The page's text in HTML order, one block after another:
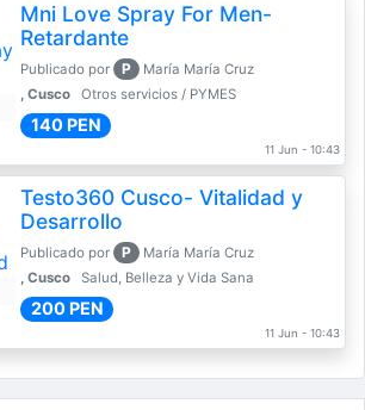
Mni Love Spray For Men-
Retardante
Publicado por P
María María Cruz
, Cusco
Otros servicios / PYMES
140 PEN
11 Jun - 10:43
Testo360 Cusco- Vitalidad y
Desarrollo
Publicado por P
María María Cruz
, Cusco
Salud, Belleza y Vida Sana
200 PEN
11 Jun - 10:43